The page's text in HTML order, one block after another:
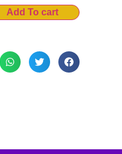
Add To cart